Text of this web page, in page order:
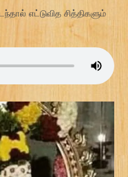
எட்டுவித சித்திகளும்